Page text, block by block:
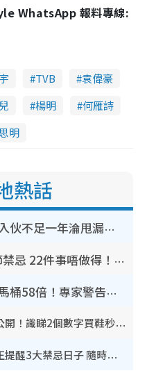
WhatsApp 報料專線:
TVB
袁偉豪
楊明
何雁詩
明
熱話
「居屋王」啟德啟悅苑入伙不足一年淪甩漏之王！插頭噴火花致大停電 多戶業主全屋家電報銷
鬼門開2026｜8.13鬼節禁忌 22件事唔做得！燒肉、刺身要少食？半夜勿吹口哨/打呢個電話
行李清潔｜車轆污糟過馬桶58倍！專家警告忌用酒精抹 教1招免污手除菌
New Balance型號密碼大公開！識睇2個數字買鞋秒知功能免中伏 附5大熱門鞋款
剪頭髮都要擇日？司徒法正提醒3大禁忌日子 隨時剪走財運！呢日剪髮恐「剪壽命」？